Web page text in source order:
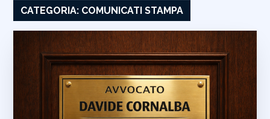
CATEGORIA: COMUNICATI STAMPA